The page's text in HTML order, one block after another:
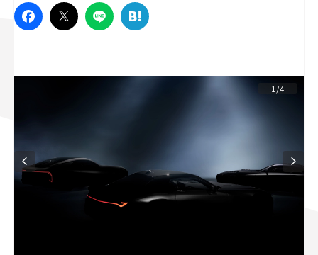
1/4
人気のハッシュタグ
スズキ ジムニー｜Suzuki Jimny